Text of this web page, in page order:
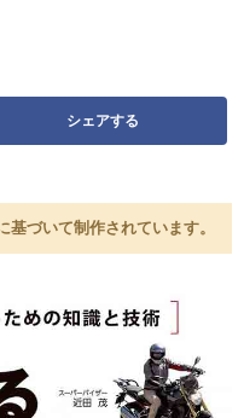
シェアする
づいて制作されています。